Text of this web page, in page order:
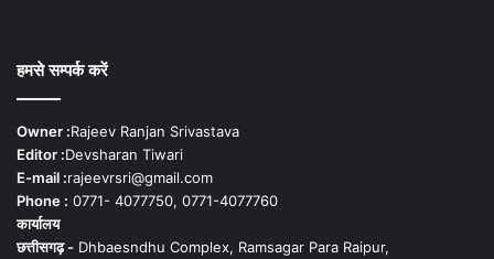
हमसे सम्पर्क करें
Owner :Rajeev Ranjan Srivastava
Editor :Devsharan Tiwari
E-mail :rajeevrsri@gmail.com
Phone : 0771- 4077750, 0771-4077760
कार्यालय
छत्तीसगढ़ - Dhbaesndhu Complex, Ramsagar Para Raipur,